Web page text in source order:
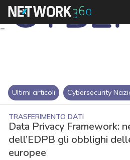
Ultimi articoli Cybersecurity
TRASFERIMENTO DATI
Data Privacy Framework:
dell’EDPB gli obblighi
europee